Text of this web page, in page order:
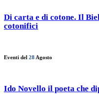
Di carta e di cotone. Il
cotonifici
Eventi del 28 Agosto
Ido Novello il poeta che